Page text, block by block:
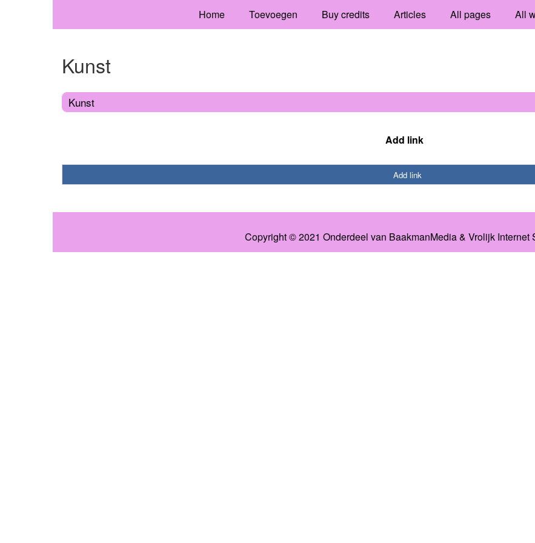
Home Toevoegen Buy credits Articles All pages All
Kunst
Kunst
Add link
Add link
Copyright © 2021 Onderdeel van BaakmanMedia& Vrolijk Internet